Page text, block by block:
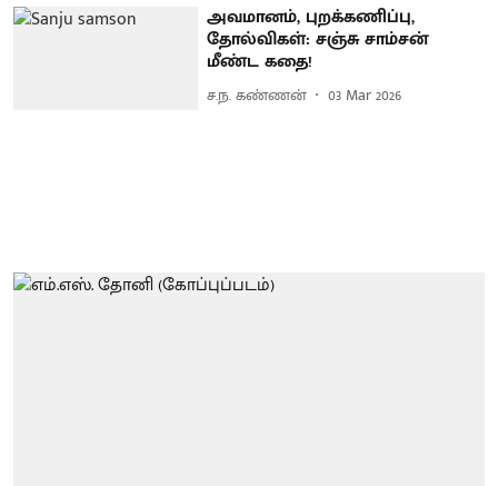
அவமானம், புறக்கணிப்பு,
தோல்விகள்: சஞ்சு சாம்சன்
மீண்ட கதை!
ச.ந. கண்ணன் 03 Mar 2026